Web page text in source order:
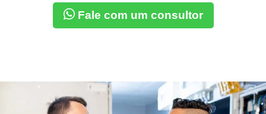
Fale com um consultor